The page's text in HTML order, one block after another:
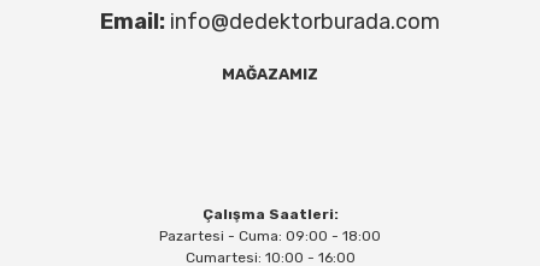
Email: info@dedektorburada.com
MAĞAZAMIZ
Çalışma Saatleri:
Pazartesi - Cuma: 09:00 - 18:00
Cumartesi: 10:00 - 16:00